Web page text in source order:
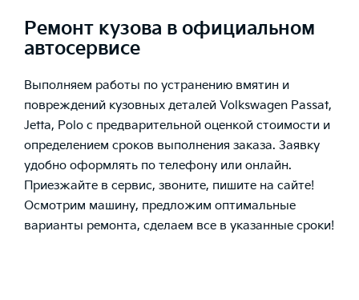
Ремонт кузова в официальном
автосервисе
Выполняем работы по устранению вмятин и
повреждений кузовных деталей Volkswagen Passat,
Jetta, Polo с предварительной оценкой стоимости и
определением сроков выполнения заказа. Заявку
удобно оформлять по телефону или онлайн.
Приезжайте в сервис, звоните, пишите на сайте!
Осмотрим машину, предложим оптимальные
варианты ремонта, сделаем все в указанные сроки!